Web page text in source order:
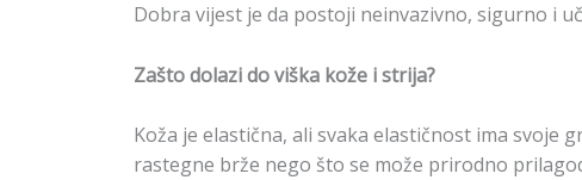
Dobra vijest je da postoji neinvazivno, sigurno i
Zašto dolazi do viška kože i strija?
Koža je elastična, ali svaka elastičnost ima svoje
rastegne brže nego što se može prirodno